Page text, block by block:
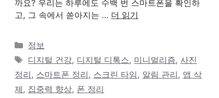
까요? 우리는 하루에도 수백 번 스마트폰을 확인하
고, 그 속에서 쏟아지는 … 더 읽기
카
테
고
리
정보
태
그
디지털 건강, 디지털 디톡스, 미니멀리즘, 사진
정리 , 스마트폰 정리 , 스크린 타임 , 알림 관리 , 앱 삭
제 , 집중력 향상, 폰 정리